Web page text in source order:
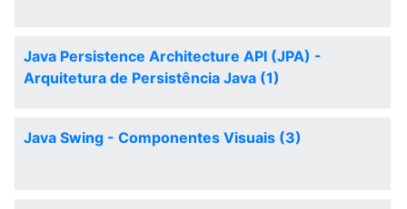
Java Persistence Architecture API (JPA) -
Arquitetura de Persistência Java (1)
Java Swing - Componentes Visuais (3)